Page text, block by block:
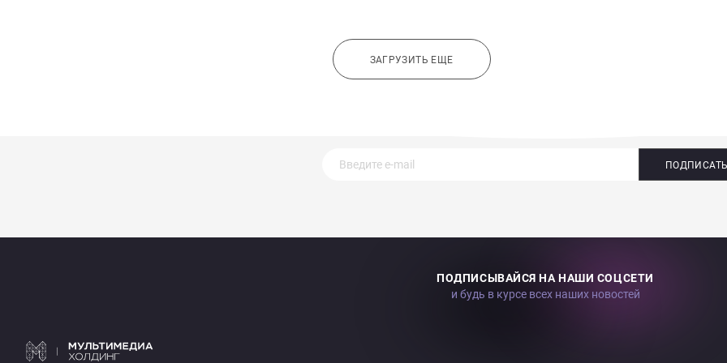
ЗАГРУЗИТЬ ЕЩЕ
ПОДПИСЫВАЙСЯ НА НАШИ СОЦСЕТИ
и будь в курсе всех наших новостей